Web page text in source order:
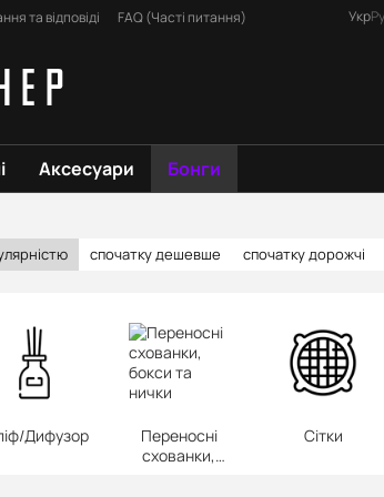
та відповіді
FAQ (Часті питання)
Укр
Аксесуари Бонги
спочатку дешевше спочатку дорожчі
Дифузор
Переносні
схованки,
Сітки